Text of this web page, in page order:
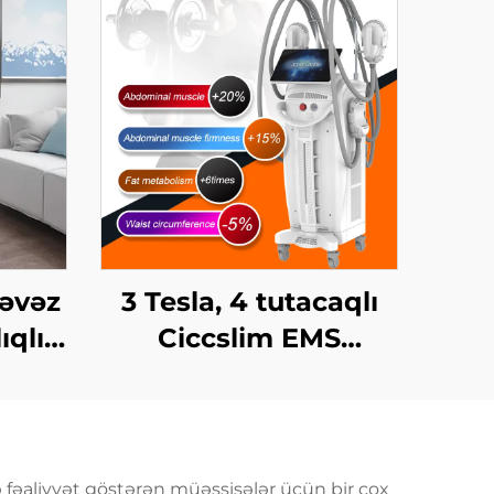
3 Tesla, 4 tutacaqlı
Ciccslim EMS
Stimulyasiya
fəaliyyət göstərən müəssisələr üçün bir çox